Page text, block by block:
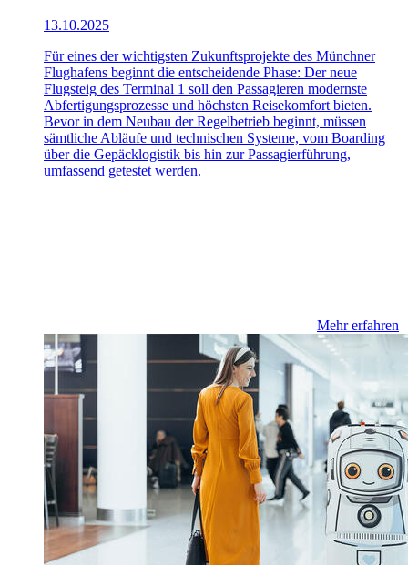
13.10.2025
Für eines der wichtigsten Zukunftsprojekte des Münchner
Flughafens beginnt die entscheidende Phase: Der neue
Flugsteig des Terminal 1 soll den Passagieren modernste
Abfertigungsprozesse und höchsten Reisekomfort bieten.
Bevor in dem Neubau der Regelbetrieb beginnt, müssen
sämtliche Abläufe und technischen Systeme, vom Boarding
über die Gepäcklogistik bis hin zur Passagierführung,
umfassend getestet werden.
Mehr erfahren